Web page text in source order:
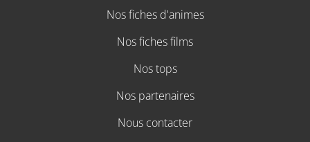
Nos fiches d'animes
Nos fiches films
Nos tops
Nos partenaires
Nous contacter